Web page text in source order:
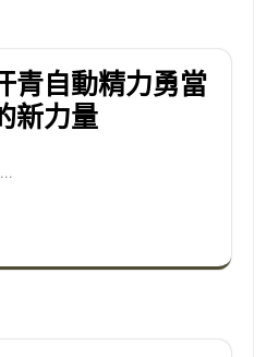
青自動精力勇當
新力量